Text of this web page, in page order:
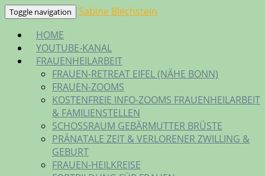
Skip
content
Toggle navigation
Sabine Blechstein
HOME
YOUTUBE-KANAL
FRAUENHEILARBEIT
FRAUEN-RETREAT EIFEL (NÄHE BONN)
FRAUEN-ZOOMS
KOSTENFREIE INFO-ZOOMS FRAUENHEILARBEIT
& FAMILIENSTELLEN
SCHOSSRAUM GEBÄRMUTTER BRÜSTE
PRÄNATALE ZEIT & VERLORENER ZWILLING &
GEBURT
FRAUEN-HEILKREISE